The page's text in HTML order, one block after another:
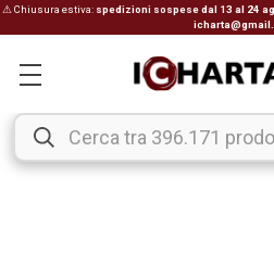
⚠ Chiusura estiva: spedizioni sospese dal 13 al 24